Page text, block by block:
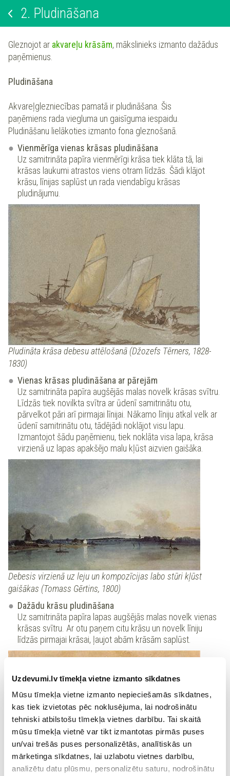
Uzdevumi.lv tīmekļa vietne izmanto sīkdatnes
Mūsu tīmekļa vietne izmanto nepieciešamās sīkdatnes,
kas tiek izvietotas pēc noklusējuma, lai nodrošinātu
tehniski atbilstošu tīmekļa vietnes darbību. Tai skaitā
mūsu tīmekļa vietnē var tikt izmantotas pirmās puses
un/vai trešās puses personalizētās, analītiskās un
mārketinga sīkdatnes, lai uzlabotu vietnes darbību,
analizētu datu plūsmu, personalizētu saturu, nodrošinātu
2. Pludināšana
Gleznojot ar akvareļu krāsām, mākslinieks izmanto dažādus
paņēmienus.
Pludināšana
Akvareļglezniecības pamatā ir pludināšana. Šis
paņēmiens rada viegluma un gaisīguma iespaidu.
Pludināšanu lielākoties izmanto fona gleznošanā.
Vienmērīga vienas krāsas pludināšana
Uz samitrināta papīra vienmērīgi krāsa tiek klāta tā, lai
krāsas laukumi atrastos viens otram līdzās. Šādi klājot
krāsu, līnijas saplūst un rada viendabīgu krāsas
pludinājumu.
Pludināta krāsa debesu attēlošanā (Džozefs Tērners, 1828-
1830)
Vienas krāsas pludināšana ar pārejām
Uz samitrināta papīra augšējās malas novelk krāsas svītru.
Līdzās tiek novilkta svītra ar ūdenī samitrinātu otu,
pārvelkot pāri arī pirmajai līnijai. Nākamo līniju atkal velk ar
ūdenī samitrinātu otu, tādējādi noklājot visu lapu.
Izmantojot šādu paņēmienu, tiek noklāta visa lapa, krāsa
virzienā uz lapas apakšējo malu kļūst aizvien gaišāka.
Debesis virzienā uz leju un kompozīcijas labo stūri kļūst
gaišākas (Tomass Gērtins, 1800)
Dažādu krāsu pludināšana
Uz samitrināta papīra lapas augšējās malas novelk vienas
krāsas svītru. Ar otu paņem citu krāsu un novelk līniju
līdzās pirmajai krāsai, ļaujot abām krāsām saplūst.